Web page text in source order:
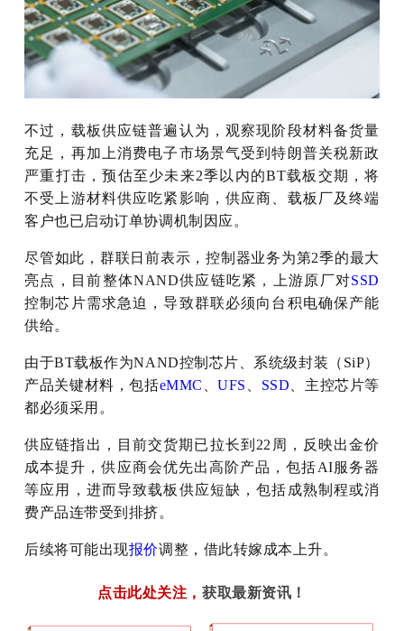
不过，载板供应链普遍认为，观察现阶段材料备货量
充足，再加上消费电子市场景气受到特朗普关税新政
严重打击，预估至少未来2季以内的BT载板交期，将
不受上游材料供应吃紧影响，供应商、载板厂及终端
客户也已启动订单协调机制因应。
尽管如此，群联日前表示，控制器业务为第2季的最大
亮点，目前整体NAND供应链吃紧，上游原厂对SSD
控制芯片需求急迫，导致群联必须向台积电确保产能
供给。
由于BT载板作为NAND控制芯片、系统级封装（SiP）
产品关键材料，包括eMMC 、UFS SSD 、主控芯片等
都必须采用。
供应链指出，目前交货期已拉长到22周，反映出金价
成本提升，供应商会优先出高阶产品，包括AI服务器
等应用，进而导致载板供应短缺，包括成熟制程或消
费产品连带受到排挤。
后续将可能出现报价调整，借此转嫁成本上升。
点击此处关注 ， 获取最新资讯！